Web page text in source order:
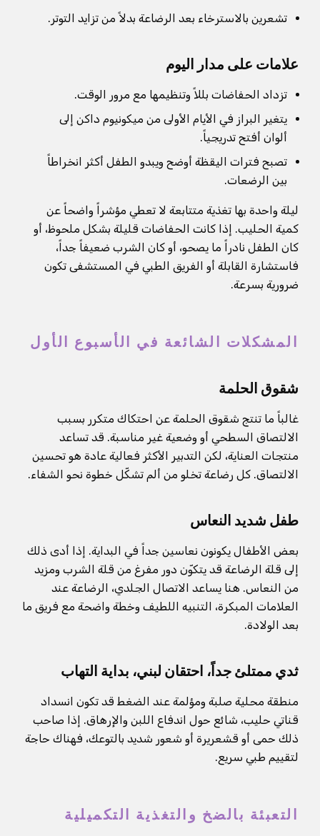
تشعرين بالاسترخاء بعد الرضاعة بدلاً من تزايد التوتر.
علامات على مدار اليوم
تزداد الحفاضات بللاً وتنظيمها مع مرور الوقت.
يتغير البراز في الأيام الأولى من ميكونيوم داكن إلى
ألوان أفتح تدريجياً.
تصبح فترات اليقظة أوضح ويبدو الطفل أكثر انخراطاً
بين الرضعات.
ليلة واحدة بها تغذية متتابعة لا تعطي مؤشراً واضحاً عن
كمية الحليب. إذا كانت الحفاضات قليلة بشكل ملحوظ، أو
كان الطفل نادراً ما يصحو، أو كان الشرب ضعيفاً جداً،
فاستشارة القابلة أو الفريق الطبي في المستشفى تكون
ضرورية بسرعة.
المشكلات الشائعة في الأسبوع الأول
شقوق الحلمة
غالباً ما تنتج شقوق الحلمة عن احتكاك متكرر بسبب
الالتصاق السطحي أو وضعية غير مناسبة. قد تساعد
منتجات العناية، لكن التدبير الأكثر فعالية عادة هو تحسين
الالتصاق. كل رضاعة تخلو من ألم تشكّل خطوة نحو الشفاء.
طفل شديد النعاس
بعض الأطفال يكونون نعاسين جداً في البداية. إذا أدى ذلك
إلى قلة الرضاعة قد يتكوّن دور مفرغ من قلة الشرب ومزيد
من النعاس. هنا يساعد الاتصال الجلدي، الرضاعة عند
العلامات المبكرة، التنبيه اللطيف وخطة واضحة مع فريق ما
بعد الولادة.
ثدي ممتلئ جداً، احتقان لبني، بداية التهاب
منطقة محلية صلبة ومؤلمة عند الضغط قد تكون انسداد
قناتي حليب، شائع حول اندفاع اللبن والإرهاق. إذا صاحب
ذلك حمى أو قشعريرة أو شعور شديد بالتوعك، فهناك حاجة
لتقييم طبي سريع.
التعبئة بالضخ والتغذية التكميلية